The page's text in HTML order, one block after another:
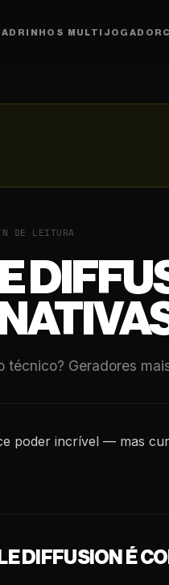
MULTIJOGADOR
DE LEITURA
técnico? Geradores
poder incrível — mas
DIFFUSION É